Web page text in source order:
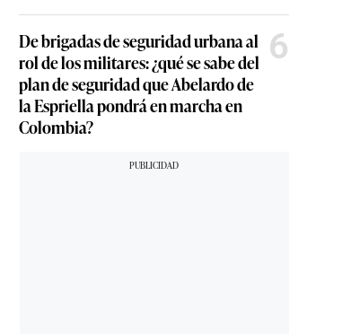
De brigadas de seguridad urbana al
rol de los militares: ¿qué se sabe del
plan de seguridad que Abelardo de
la Espriella pondrá en marcha en
Colombia?
6